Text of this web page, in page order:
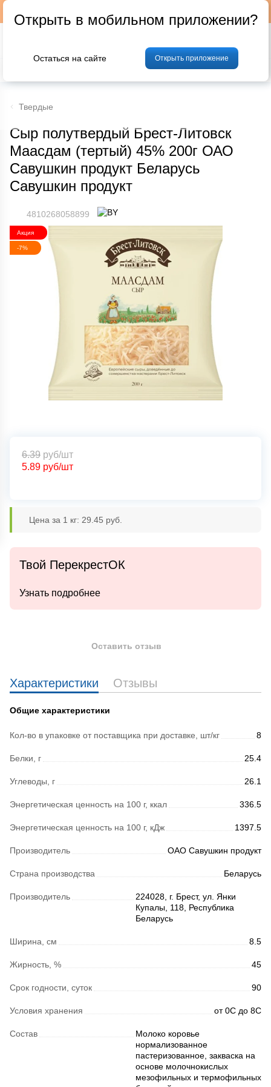
Фрукты и овощи Мясо Птица
Твердые
Сыр полутвердый Брест-Литовск
Маасдам (тертый) 45% 200г ОАО
Савушкин продукт Беларусь
Савушкин продукт
4810268058899
Акция
-7%
5.89 руб/шт
6.39 руб/шт
Цена за 1 кг: 29.45 руб.
Характеристики Отзывы
Общие характеристики
Кол-во в упаковке от поставщика при доставке, шт/кг 8
Белки, г 25.4
Углеводы, г 26.1
Энергетическая ценность на 100 г, ккал 336.5
Энергетическая ценность на 100 г, кДж 1397.5
Производитель ОАО Савушкин продукт
Страна производства Беларусь
Производитель
224028, г. Брест, ул. Янки
Купалы, 118, Республика
Беларусь
Ширина, см 8.5
Жирность, % 45
Срок годности, суток 90
Условия хранения от 0С до 8С
Состав
Молоко коровье
нормализованное
пастеризованное, закваска на
основе молочнокислых
мезофильных и термофильных
Твой ПерекрестОК
Узнать подробнее
Оставить отзыв
Открыть в мобильном приложении?
Остаться на сайте Открыть приложение